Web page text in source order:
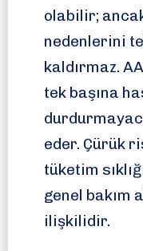
olabilir;
nedenlerini
kaldırmaz.
tek başına
eder. Çürük
tüketim
genel bakım
ilişkilidir.